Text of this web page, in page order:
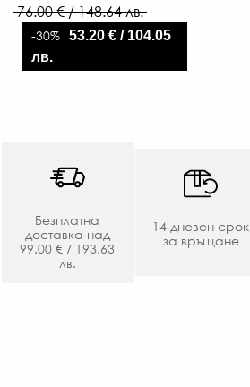
76.00 € / 148.64 лв.
-30% 53.20 € / 104.05
лв.
Безплатна
доставка над
99.00 € / 193.63
лв.
14 дневен срок
за връщане